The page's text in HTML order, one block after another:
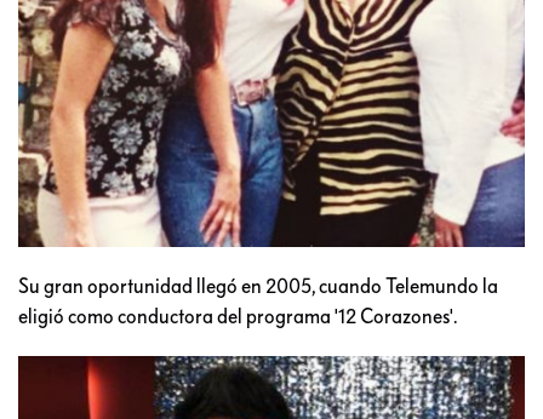
Su gran oportunidad llegó en 2005, cuando Telemundo la
eligió como conductora del programa '12 Corazones'.